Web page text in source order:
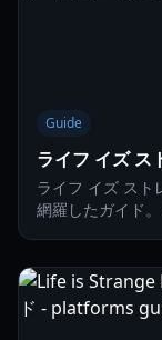
Guide
ライフ イズ
ライフ イズ スト
網羅したガイド